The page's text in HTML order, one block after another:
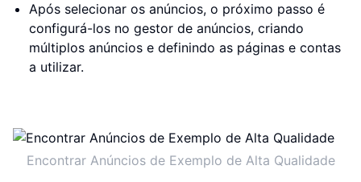
Após selecionar os anúncios, o próximo passo é
configurá-los no gestor de anúncios, criando
múltiplos anúncios e definindo as páginas e contas
a utilizar.
Encontrar Anúncios de Exemplo de Alta Qualidade